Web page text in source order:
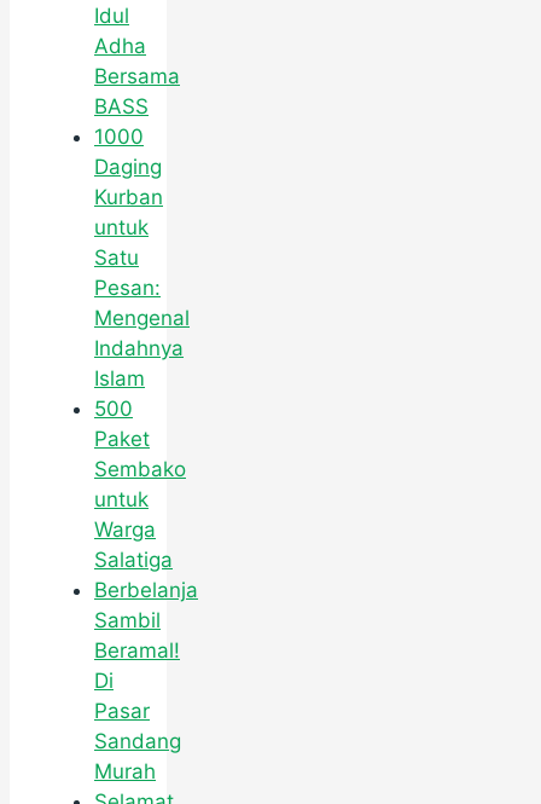
Idul
Adha
Bersama
BASS
1000
Daging
Kurban
untuk
Satu
Pesan:
Mengenal
Indahnya
Islam
500
Paket
Sembako
untuk
Warga
Salatiga
Berbelanja
Sambil
Beramal!
Di
Pasar
Sandang
Murah